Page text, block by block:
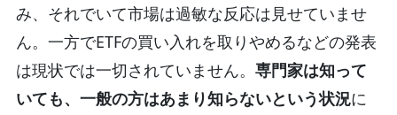
み、それでいて市場は過敏な反応は見せていませ
ん。一方でETFの買い入れを取りやめるなどの発表
は現状では一切されていません。 専門家は知って
いても、一般の方はあまり知らないという状況に